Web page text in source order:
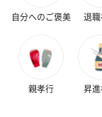
自分へのご褒美 退
親孝行 昇